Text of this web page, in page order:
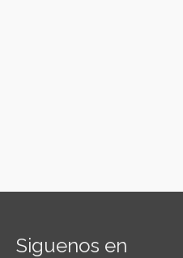
Siguenos en